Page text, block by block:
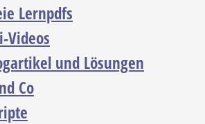
Lernpdfs
Videos
und Lösungen
Co